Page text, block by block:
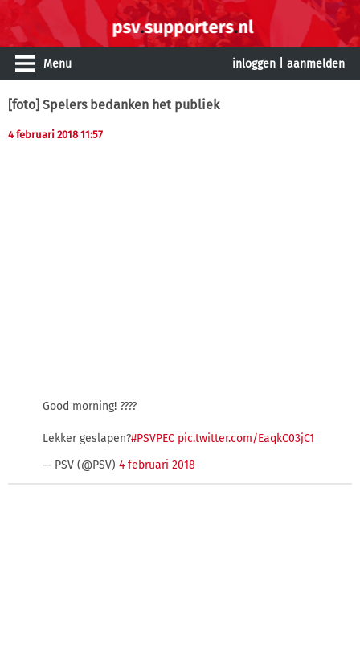
Menu inloggen aanmelden
[foto] Spelers bedanken het publiek
4 februari 2018 11:57
Good morning! ????
Lekker geslapen?#PSVPEC pic.twitter.com/EaqkC03jC1
— PSV (@PSV) 4 februari 2018